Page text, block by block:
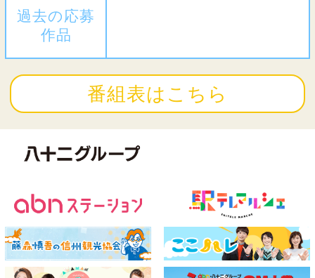
過去の応募
作品
番組表はこちら